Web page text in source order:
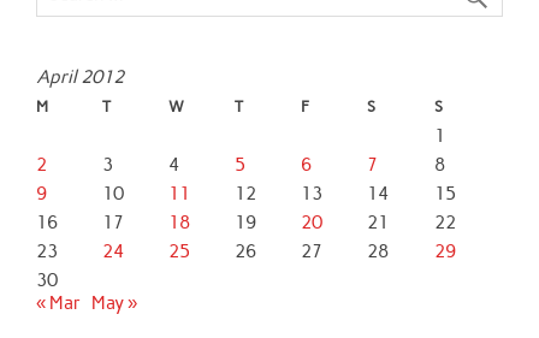
April 2012
M T W T F S S
1
2
3 4 5 6 7
8
9
10 11 12 13 14
15
16
17 18 19 20 21
22
23
24 25 26 27 28
29
30
« Mar
May »